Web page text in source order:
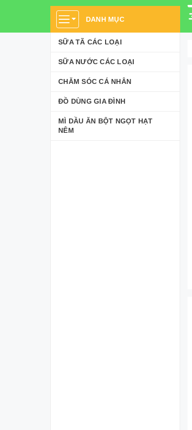
DANH MỤC
SỮA TÃ CÁC LOẠI
SỮA NƯỚC CÁC LOẠI
CHĂM SÓC CÁ NHÂN
ĐỒ DÙNG GIA ĐÌNH
MÌ DẦU ĂN BỘT NGỌT HẠT
NÊM